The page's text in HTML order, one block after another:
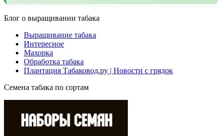
Блог о выращивании табака
Выращивание табака
Интересное
Махорка
Обработка табака
Плантация Табаковод.ру | Новости с грядок
Семена табака по сортам